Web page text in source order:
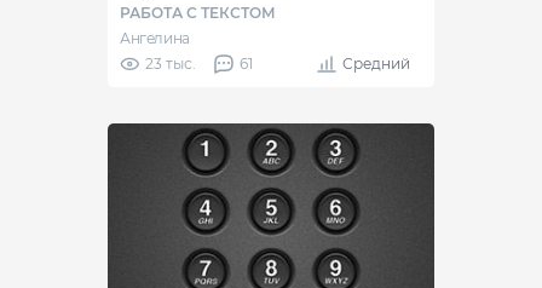
РАБОТА С ТЕКСТОМ
Ангелина
23 тыс.
61 Средний